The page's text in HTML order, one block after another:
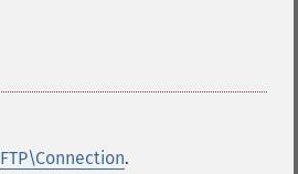
FTP\Connection.